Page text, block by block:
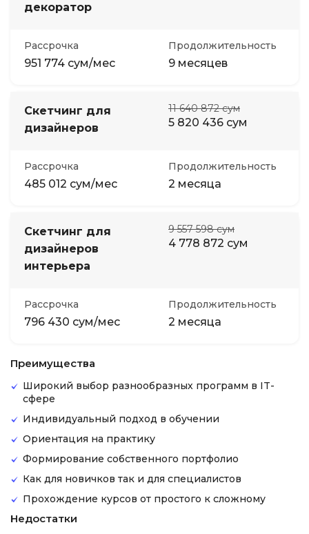
декоратор
Рассрочка
951 774 сум/мес
Продолжительность
9 месяцев
Скетчинг для
дизайнеров
11 640 872 сум
5 820 436 сум
Рассрочка
485 012 сум/мес
Продолжительность
2 месяца
Скетчинг для
дизайнеров
интерьера
9 557 598 сум
4 778 872 сум
Рассрочка
796 430 сум/мес
Продолжительность
2 месяца
Преимущества
Широкий выбор разнообразных программ в IT-
сфере
Индивидуальный подход в обучении
Ориентация на практику
Формирование собственного портфолио
Как для новичков так и для специалистов
Прохождение курсов от простого к сложному
Недостатки